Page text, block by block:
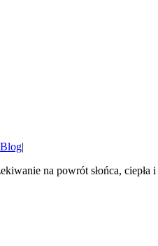
Blog|
na powrót słońca, ciepła